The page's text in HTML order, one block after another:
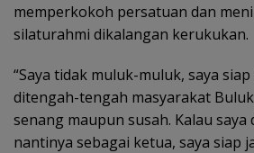
memperkokoh persatuan dan
silaturahmi dikalangan kerukukan.
“Saya tidak muluk-muluk, saya
ditengah-tengah masyarakat
senang maupun susah. Kalau saya
nantinya sebagai ketua, saya siap